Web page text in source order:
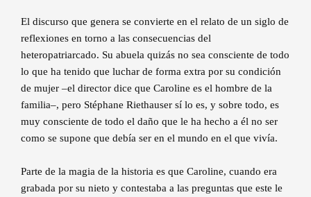
El discurso que genera se convierte en el relato de un siglo de
reflexiones en torno a las consecuencias del
heteropatriarcado. Su abuela quizás no sea consciente de todo
lo que ha tenido que luchar de forma extra por su condición
de mujer –el director dice que Caroline es el hombre de la
familia–, pero Stéphane Riethauser sí lo es, y sobre todo, es
muy consciente de todo el daño que le ha hecho a él no ser
como se supone que debía ser en el mundo en el que vivía.
Parte de la magia de la historia es que Caroline, cuando era
grabada por su nieto y contestaba a las preguntas que este le